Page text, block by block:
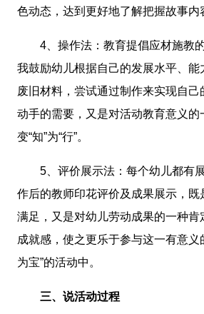
色动态，达到更好地了解把握故事内
4、操作法：教育提倡应材施教的
我鼓励幼儿根据自己的发展水平、能
废旧材料，尝试通过制作来实现自
动手的需要，又是对活动教育意义的
变“知”为“行”。
5、评价展示法：每个幼儿都有
作后的教师印花评价及成果展示，既
满足，又是对幼儿劳动成果的一种肯
成就感，使之更乐于参与这一有意义
为宝”的活动中。
三、说活动过程